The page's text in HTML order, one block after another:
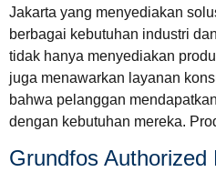
Jakarta yang menyediakan
berbagai kebutuhan industri
tidak hanya menyediakan
juga menawarkan layanan
bahwa pelanggan
dengan kebutuhan mereka.
Grundfos Authorized